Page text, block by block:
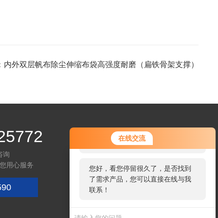
在线交流
您好！欢迎前来咨询，很高兴为您
服务，请问您要咨询什么问题呢？
您好，看您停留很久了，是否找到
了需求产品，您可以直接在线与我
联系！
内外双层帆布除尘伸缩布袋高强度耐磨（扁铁骨架支撑）
询
用心服务